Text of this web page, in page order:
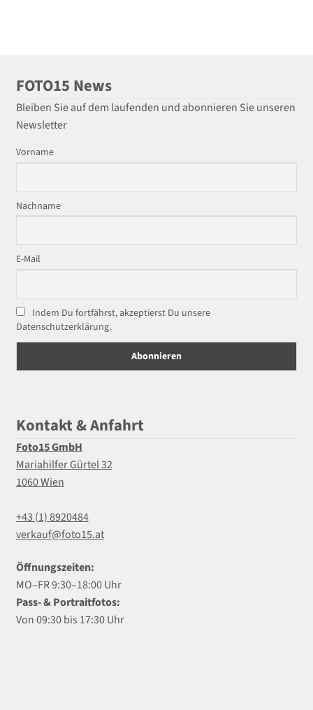
FOTO15 News
Bleiben Sie auf dem laufenden und abonnieren Sie unseren
Newsletter
Vorname
Nachname
E-Mail
Indem Du fortfährst, akzeptierst Du unsere
Datenschutzerklärung.
Kontakt & Anfahrt
Foto15 GmbH
Mariahilfer Gürtel 32
1060 Wien
+43 (1) 8920484
verkauf@foto15.at
Öffnungszeiten:
MO–FR 9:30–18:00 Uhr
Pass- & Portraitfotos:
Von 09:30 bis 17:30 Uhr